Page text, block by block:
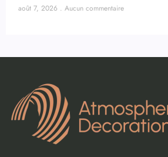
août 7, 2026 Aucun commentaire